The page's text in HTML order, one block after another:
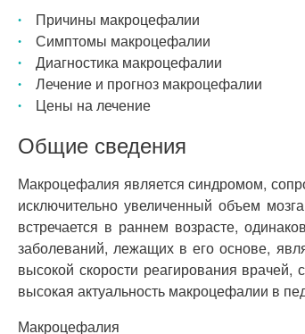
Причины макроцефалии
Симптомы макроцефалии
Диагностика макроцефалии
Лечение и прогноз макроцефалии
Цены на лечение
Общие сведения
Макроцефалия является синдромом,
исключительно увеличенный объем
встречается в раннем возрасте,
заболеваний, лежащих в его основе,
высокой скорости реагирования
высокая актуальность макроцефалии в
Макроцефалия